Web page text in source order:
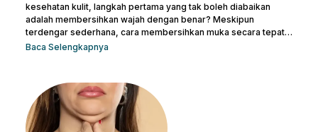
kesehatan kulit, langkah pertama yang tak boleh diabaikan
adalah membersihkan wajah dengan benar? Meskipun
terdengar sederhana, cara membersihkan muka secara tepat
memiliki peran krusial dalam menjaga kulit tetap sehat dan
mempersiapkan kulit untuk penyerapan produk perawatan kulit
selanjutnya. Micellar water adalah pilihan pembersih yang
efektif dan praktis, terutama untuk menghapus makeup dan
kotoran saat...
Baca Selengkapnya